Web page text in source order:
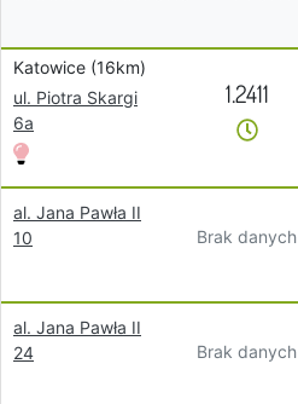
Katowice (16km)
ul. Piotra Skargi
6a
1.2411
al. Jana Pawła II
10
Brak danych
al. Jana Pawła II
24
Brak danych